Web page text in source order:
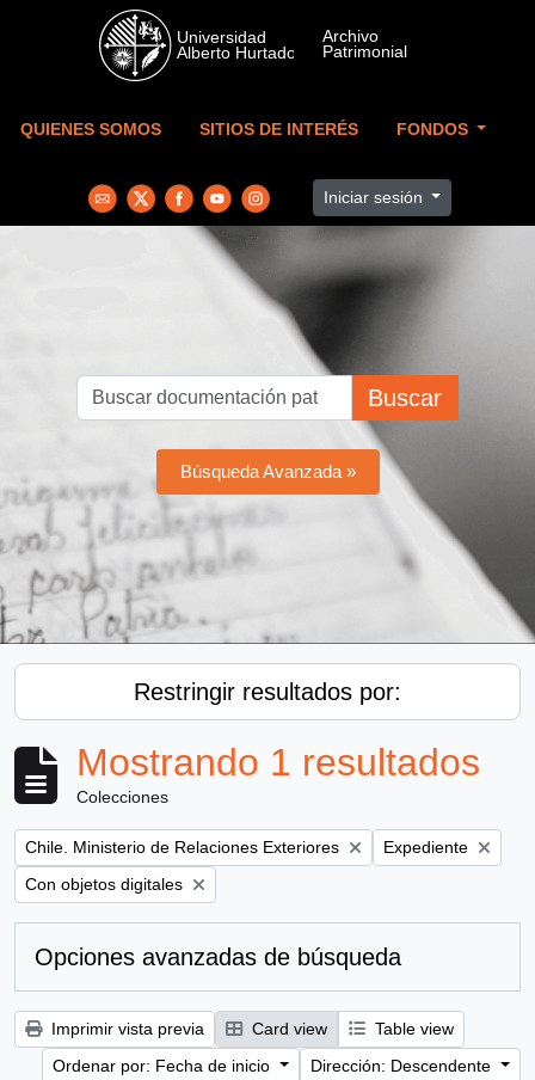
Skip to main content
QUIENES SOMOS SITIOS DE INTERÉS FONDOS
Iniciar sesión
Buscar
Búsqueda Avanzada »
Restringir resultados por:
Mostrando 1 resultados
Colecciones
Remove filter:
Chile. Ministerio de Relaciones Exteriores Remove filter:
Expediente
Remove filter:
Con objetos digitales
Opciones avanzadas de búsqueda
Imprimir vista previa Card view
Table view
Ordenar por: Fecha de inicio
Dirección: Descendente